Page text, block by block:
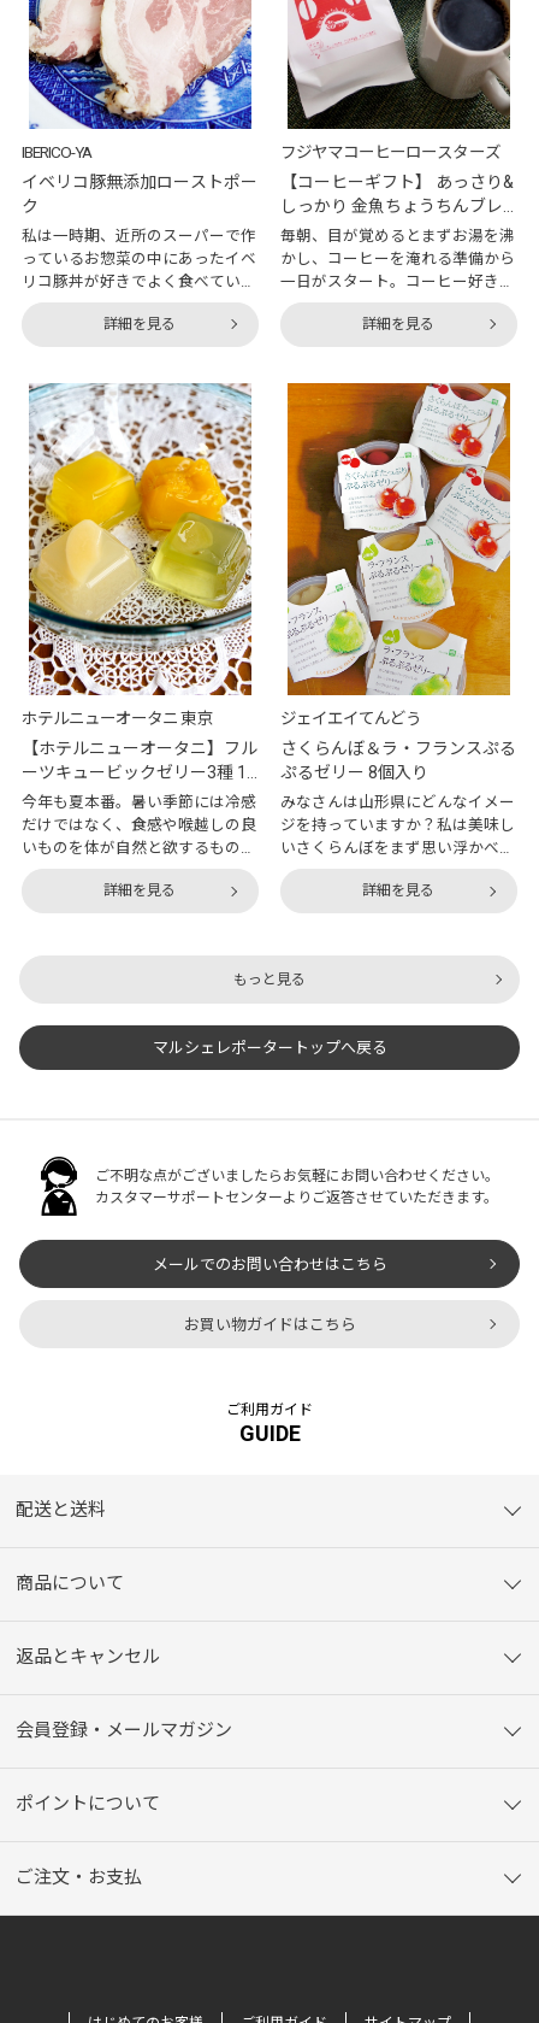
と、ミルクジャムと果肉のジャム
が1つのビンに入っています。こ
れは珍しいですね。 今回お
み抜いた結果、今回は「北海道産
IBERICO-YA
イベリコ豚無添加ローストポー
ク
私は一時期、近所のスーパーで作
っているお惣菜の中にあったイベ
リコ豚丼が好きでよく食べていま
てご飯にのせただけのものです
す。出来合いのものはあまり買わ
ない主義ですが、これだけは別。
それが私がイベリコ豚を食べた最
初の体験でした。当時イベリコ豚
のことはよく知りませんでし
た。“どんぐりだけを食べている
普通の豚より美味しい豚”程度の
知識しかなく、急に表舞台に出て
きた豚肉という印象でした。それ
も当然といえば当然。日本で加工
していないイベリコ豚を輸入でき
るようになったのは200
詳細を見る
フジヤマコーヒーロースターズ
【コーヒーギフト】 あっさり&
しっかり 金魚ちょうちんブレ
ンド（粉）
毎朝、目が覚めるとまずお湯を沸
かし、コーヒーを淹れる準備から
一日がスタート。コーヒー好きの
出が日課になっている方も多いの
が、家庭ではペーパードリップで
淹れている方も多いはず。私もそ
の一人です。飲んでいる時間はも
ちろん、気分に合わせてコーヒー
豆を選ぶのも楽しみのひとつです
よね。今回は、いつもお取り寄せ
をしているオンワード・マルシェ
で気になるコーヒー豆を見つけた
ので、早速試してみることにしま
した。『フジヤマコーヒーロース
ター』の「あっさり＆しっかり金
魚ちょうちんブレンド」です。
詳細を見る
ホテルニューオータニ 東京
【ホテルニューオータニ】フル
ーツキュービックゼリー3種 14
個入り
今年も夏本番。暑い季節には冷感
だけではなく、食感や喉越しの良
いものを体が自然と欲するもので
きた時、冷蔵庫に美味しいデザー
ルーツキュービックゼリー4種セ
ーオータニ』が提供しているこち
らのゼリーは、1個50グラムとい
り。贈答用にも最適です。ゼリー
の中にフルーツのシロップ漬けが
入っているの
詳細を見る
ジェイエイてんどう
さくらんぼ＆ラ・フランスぷる
ぷるゼリー 8個入り
みなさんは山形県にどんなイメー
ジを持っていますか？私は美味し
いさくらんぼをまず思い浮かべま
イメージです。ほかにもぶどうや
泉で有名な天童市は、果物、お
す。今回はその天童市にある『ジ
ェイエイてんどう』が提供する
の人々をハッピーにしたい」とい
う想いから、豊かな自然の中で育
詳細を見る
もっと見る
マルシェレポータートップへ戻る
ご不明な点がございましたらお気軽にお問い合わせください。
カスタマーサポートセンターよりご返答させていただきます。
メールでのお問い合わせはこちら
お買い物ガイドはこちら
ご利用ガイド
GUIDE
配送と送料
商品について
返品とキャンセル
会員登録・メールマガジン
ポイントについて
ご注文・お支払